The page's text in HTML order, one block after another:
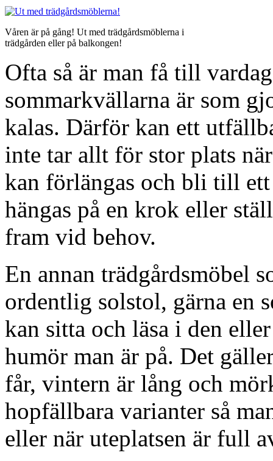
Våren är på gång! Ut med trädgårdsmöblerna i
trädgården eller på balkongen!
Ofta så är man få till
sommarkvällarna är som
kalas. Därför kan ett
inte tar allt för stor plats
kan förlängas och bli till
hängas på en krok eller
fram vid behov.
En annan trädgårdsmöbel
ordentlig solstol, gärna en
kan sitta och läsa i den
humör man är på. Det
får, vintern är lång och
hopfällbara varianter så
eller när uteplatsen är full